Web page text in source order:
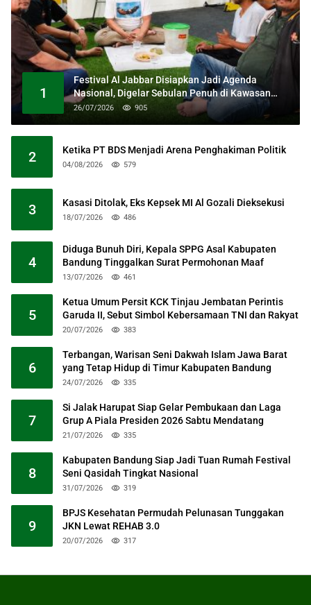
1
Festival Al Jabbar Disiapkan Jadi Agenda
Nasional, Digelar Sebulan Penuh di Kawasan
Masjid Raya Al Jabbar
26/07/2026 905
2 Ketika PT BDS Menjadi Arena Penghakiman Politik
04/08/2026 579
3 Kasasi Ditolak, Eks Kepsek MI Al Gozali Dieksekusi
18/07/2026 486
4
Diduga Bunuh Diri, Kepala SPPG Asal Kabupaten
Bandung Tinggalkan Surat Permohonan Maaf
13/07/2026 461
5
Ketua Umum Persit KCK Tinjau Jembatan Perintis
Garuda II, Sebut Simbol Kebersamaan TNI dan Rakyat
20/07/2026 383
6
Terbangan, Warisan Seni Dakwah Islam Jawa Barat
yang Tetap Hidup di Timur Kabupaten Bandung
24/07/2026 335
7
Si Jalak Harupat Siap Gelar Pembukaan dan Laga
Grup A Piala Presiden 2026 Sabtu Mendatang
21/07/2026 335
8
Kabupaten Bandung Siap Jadi Tuan Rumah Festival
Seni Qasidah Tingkat Nasional
31/07/2026 319
9
BPJS Kesehatan Permudah Pelunasan Tunggakan
JKN Lewat REHAB 3.0
20/07/2026 317